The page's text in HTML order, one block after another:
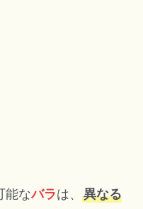
能なバラは、 異なる